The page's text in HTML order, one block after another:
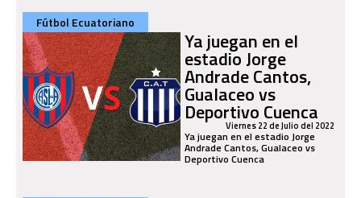
Fútbol Ecuatoriano
Ya juegan en el
estadio Jorge
Andrade Cantos,
Gualaceo vs
Deportivo Cuenca
Viernes 22 de Julio del 2022
Ya juegan en el estadio Jorge
Andrade Cantos, Gualaceo vs
Deportivo Cuenca